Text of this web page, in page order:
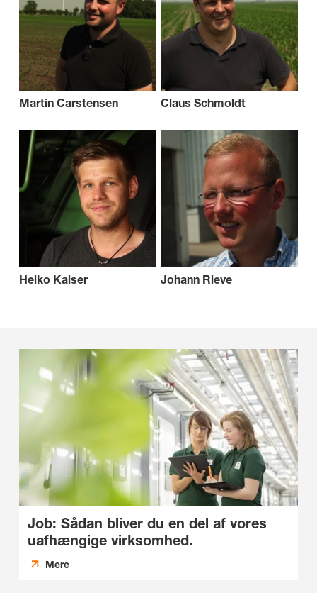
Martin Carstensen Claus Schmoldt
Heiko Kaiser Johann Rieve
Job: Sådan bliver du en del af vores
uafhængige virksomhed.
Mere